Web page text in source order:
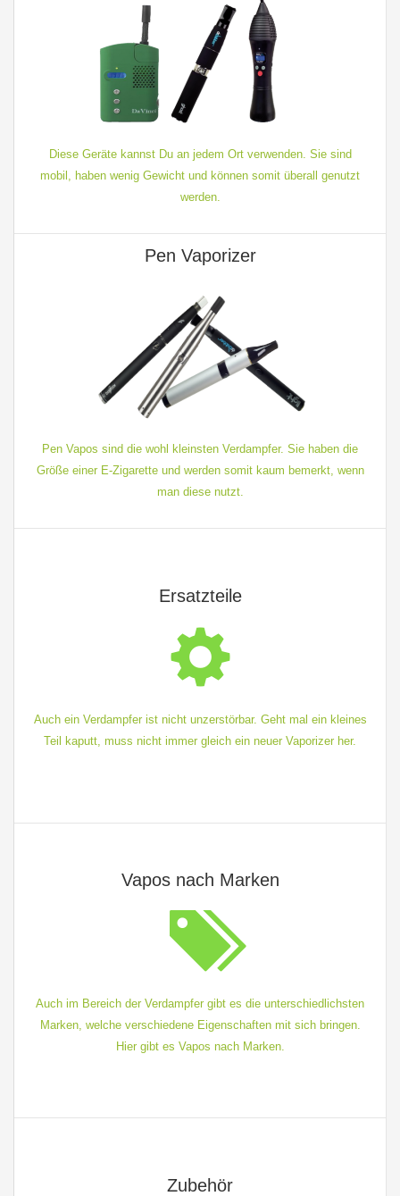
Diese Geräte kannst Du an jedem Ort verwenden. Sie sind
mobil, haben wenig Gewicht und können somit überall genutzt
werden.
Pen Vaporizer
Pen Vapos sind die wohl kleinsten Verdampfer. Sie haben die
Größe einer E-Zigarette und werden somit kaum bemerkt, wenn
man diese nutzt.
Ersatzteile
Auch ein Verdampfer ist nicht unzerstörbar. Geht mal ein kleines
Teil kaputt, muss nicht immer gleich ein neuer Vaporizer her.
Vapos nach Marken
Auch im Bereich der Verdampfer gibt es die unterschiedlichsten
Marken, welche verschiedene Eigenschaften mit sich bringen.
Hier gibt es Vapos nach Marken.
Zubehör